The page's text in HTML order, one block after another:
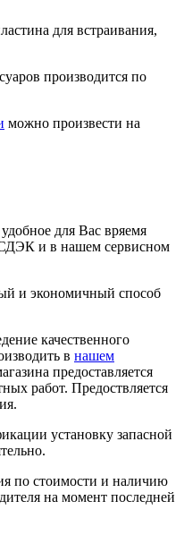
производится по
можно произвести на
для Вас вряемя
и в нашем сервисном
и экономичный способ
качественного
в нашем
предоставляется
работ. Предоствляется
установку запасной
по стоимости и наличию
на момент последней